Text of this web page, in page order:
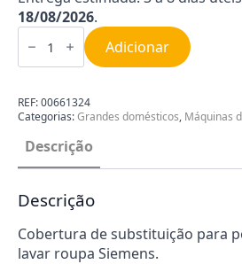
18/08/2026.
Quantidade
de
Porta
Lavar
Roupa
Siemens
00661324
Adicionar
REF:00661324
Categorias:Grandes domésticos, Máquinas
Descrição
Descrição
Cobertura de substituição para
lavar roupa Siemens.